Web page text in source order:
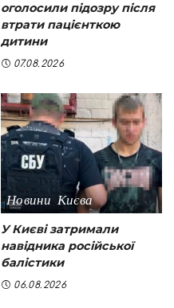
оголосили підозру після
втрати пацієнткою
дитини
07.08.2026
Новини Києва
У Києві затримали
навідника російської
балістики
06.08.2026